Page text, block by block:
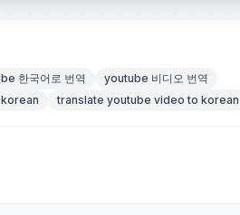
한국어로 번역
youtube 비디오 번역
translate youtube video to korean